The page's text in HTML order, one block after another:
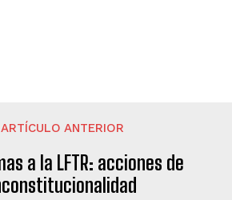
ARTÍCULO ANTERIOR